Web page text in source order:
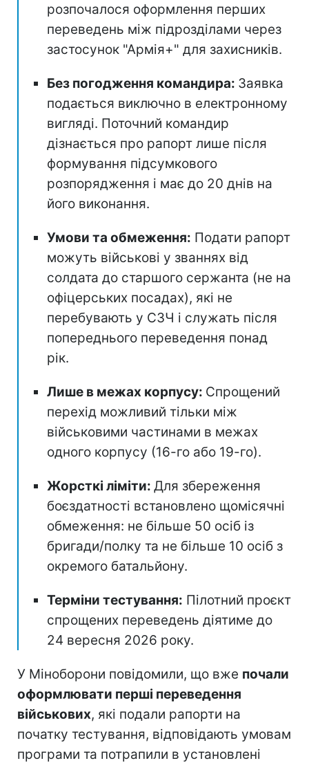
розпочалося оформлення перших
переведень між підрозділами через
застосунок "Армія+" для захисників.
Без погодження командира: Заявка
подається виключно в електронному
вигляді. Поточний командир
дізнається про рапорт лише після
формування підсумкового
розпорядження і має до 20 днів на
його виконання.
Умови та обмеження: Подати рапорт
можуть військові у званнях від
солдата до старшого сержанта (не на
офіцерських посадах), які не
перебувають у СЗЧ і служать після
попереднього переведення понад
рік.
Лише в межах корпусу: Спрощений
перехід можливий тільки між
військовими частинами в межах
одного корпусу (16-го або 19-го).
Жорсткі ліміти: Для збереження
боєздатності встановлено щомісячні
обмеження: не більше 50 осіб із
бригади/полку та не більше 10 осіб з
окремого батальйону.
Терміни тестування: Пілотний проєкт
спрощених переведень діятиме до
24 вересня 2026 року.
У Міноборони повідомили, що вже почали
оформлювати перші переведення
військових, які подали рапорти на
початку тестування, відповідають умовам
програми та потрапили в установлені